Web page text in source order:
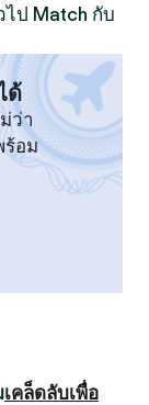
ไป Match กับ
ด้
ว่า
ร้อม
เคล็ดลับเพื่อ